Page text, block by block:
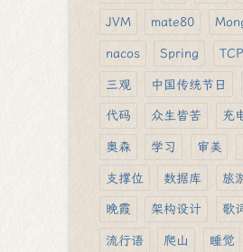
JVM mate80
nacos Spring TCP
三观 中国传统节日
代码 众生皆苦 充
奥森 学习 审美
支撑位 数据库 旅
晚霞 架构设计 歌
流行语 爬山 睡觉